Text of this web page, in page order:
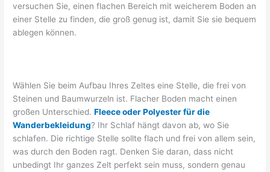
versuchen Sie, einen flachen Bereich mit weicherem Boden an
einer Stelle zu finden, die groß genug ist, damit Sie sie bequem
ablegen können.
Wählen Sie beim Aufbau Ihres Zeltes eine Stelle, die frei von
Steinen und Baumwurzeln ist. Flacher Boden macht einen
großen Unterschied.Fleece oder Polyester für die
Wanderbekleidung? Ihr Schlaf hängt davon ab, wo Sie
schlafen. Die richtige Stelle sollte flach und frei von allem sein,
was durch den Boden ragt. Denken Sie daran, dass nicht
unbedingt Ihr ganzes Zelt perfekt sein muss, sondern genau